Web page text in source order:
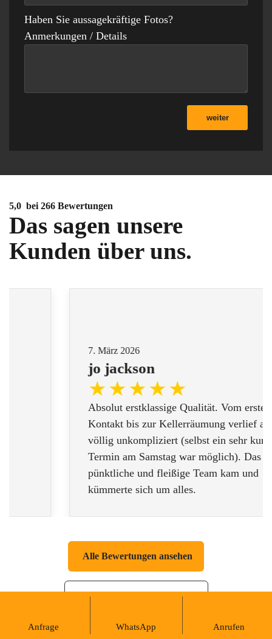
Haben Sie aussagekräftige Fotos?
Anmerkungen / Details
weiter
5,0 bei 266 Bewertungen
Das sagen unsere
Kunden über uns.
jo jackson
Absolut erstklassige Qualität. Vom ersten
Kontakt bis zur Kellerräumung verlief alles
völlig unkompliziert (selbst ein sehr kurzfristiger
Termin am Samstag war möglich). Das
pünktliche und fleißige Team kam und
kümmerte sich um alles.
Alle Bewertungen ansehen
Bewerten Sie uns auf Google
Anfrage WhatsApp Anrufen